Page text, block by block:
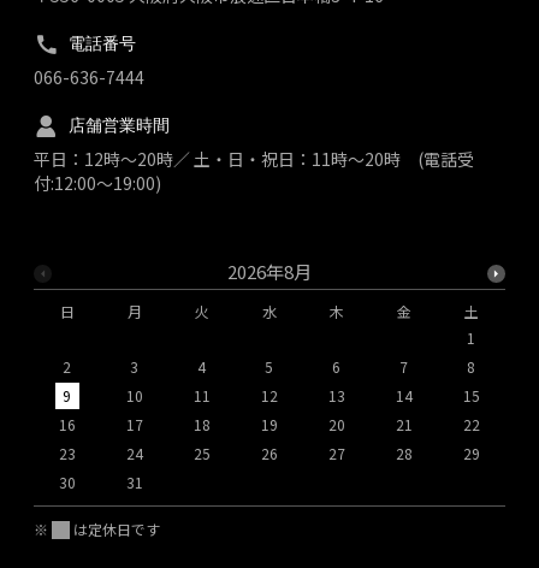
2026年8月
日 月 火 水 木 金
土
1
2
3 4 5 6 7
8
9
10 11 12 13 14
15
16
17 18 19 20 21
22
23
24 25 26 27 28
29
30
31
※ は定休日です
電話番号
066-636-7444
店舗営業時間
平日：12時～20時／ 土・日・祝日：11時～20時 (電話受
付:12:00～19:00)